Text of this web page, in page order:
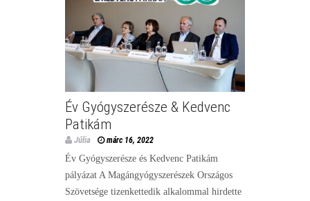
Év Gyógyszerésze & Kedvenc
Patikám
Júlia márc 16, 2022
Év Gyógyszerésze és Kedvenc Patikám
pályázat A Magángyógyszerészek Országos
Szövetsége tizenkettedik alkalommal hirdette